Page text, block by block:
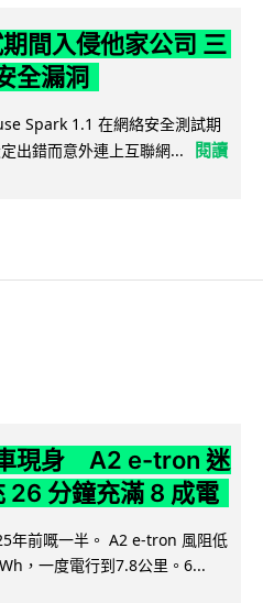
間入侵他家公司 三
全漏洞
Spark 1.1 在網絡安全測試期
出錯而意外連上互聯網...
閱讀
現身 A2 e-tron 迷
分鐘充滿 8 成電
年前嘅一半。 A2 e-tron 風阻低
，一度電行到7.8公里。6...